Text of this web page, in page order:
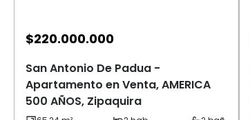
$220.000.000
San Antonio De Padua -
Apartamento en Venta, AMERICA
500 AÑOS, Zipaquira